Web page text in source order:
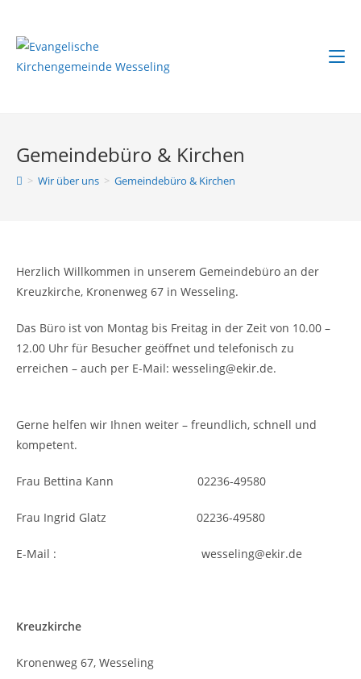
springen
Gemeindebüro & Kirchen
> Wir über uns > Gemeindebüro & Kirchen
Herzlich Willkommen in unserem Gemeindebüro an der
Kreuzkirche, Kronenweg 67 in Wesseling.
Das Büro ist von Montag bis Freitag in der Zeit von 10.00 –
12.00 Uhr für Besucher geöffnet und telefonisch zu
erreichen – auch per E-Mail: wesseling@ekir.de.
Gerne helfen wir Ihnen weiter – freundlich, schnell und
kompetent.
Frau Bettina Kann 02236-49580
Frau Ingrid Glatz 02236-49580
E-Mail : wesseling@ekir.de
Kreuzkirche
Kronenweg 67, Wesseling